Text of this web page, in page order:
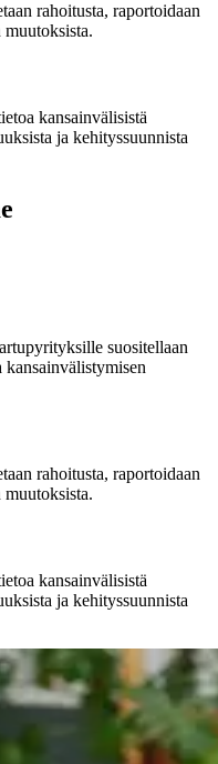
rahoitusta, raportoidaan
muutoksista.
kansainvälisistä
ja kehityssuunnista
suositellaan
kansainvälistymisen
rahoitusta, raportoidaan
muutoksista.
kansainvälisistä
ja kehityssuunnista